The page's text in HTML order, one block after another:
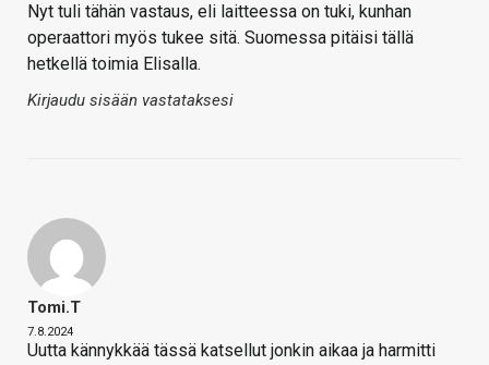
Nyt tuli tähän vastaus, eli laitteessa on tuki, kunhan
operaattori myös tukee sitä. Suomessa pitäisi tällä
hetkellä toimia Elisalla.
Kirjaudu sisään vastataksesi
Tomi.T
7.8.2024
Uutta kännykkää tässä katsellut jonkin aikaa ja harmitti